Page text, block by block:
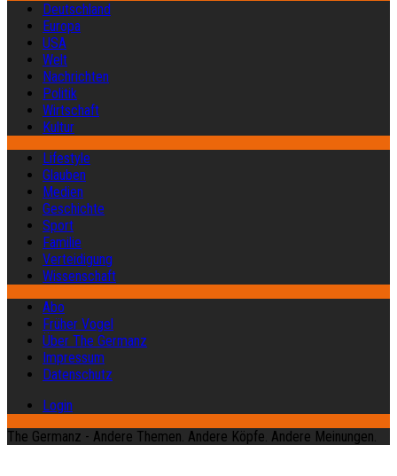
Deutschland
Europa
USA
Welt
Nachrichten
Politik
Wirtschaft
Kultur
Lifestyle
Glauben
Medien
Geschichte
Sport
Familie
Verteidigung
Wissenschaft
Abo
Früher Vogel
Über The Germanz
Impressum
Datenschutz
Login
The Germanz - Andere Themen. Andere Köpfe. Andere Meinungen.